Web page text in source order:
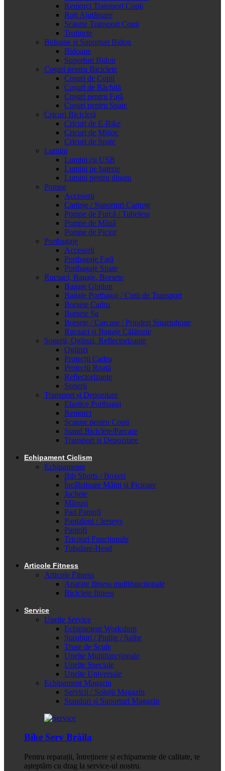
Remorci Transport Copii
Roți Ajutătoare
Scaune Transport Copii
Trotinete
Bidoane și Suporturi Bidon
Bidoane
Suporturi Bidon
Coșuri pentru Biciclete
Cosuri de Copii
Coșuri de Răchită
Coșuri pentru Față
Coșuri pentru Spate
Cricuri Bicicletă
Cricuri de E-Bike
Cricuri de Mijloc
Cricuri de Spate
Lumini
Lumini cu USB
Lumini pe baterie
Lumini pentru dinam
Pompe
Accesorii
Cartușe / Suporturi Cartușe
Pompe de Furcă / Tubeless
Pompe de Mână
Pompe de Picior
Portbagaje
Accesorii
Portbagaje Față
Portbagaje Spate
Rucsaci, Bagaje, Borsete
Bagaje Ghidon
Bagaje Portbagaj / Cutii de Transport
Borsete Cadru
Borsete Șa
Borsete / Carcase / Prinderi Smartphone
Rucsaci și Bagaje Călătorie
Sonerii, Oglinzi, Reflectorizante
Oglinzi
Protecții Cadru
Protecții Roată
Reflectorizante
Sonerii
Transport și Depozitare
Elastice Portbagaj
Remorci
Scaune pentru Copii
Stand Biciclete/Parcare
Transport si Depozitare
Echipament Ciclism
Echipamente
Bib Shorts / Boxeri
Încălzitoare Mâini și Picioare
Jachete
Mănuși
Pad Pantofi
Pantaloni / Jerseys
Pantofi
Tricouri Funcționale
Tubulare-Head
Articole Fitness
Articole Fitness
Aparate fitness multifunctionale
Biciclete fitness
Service
Unelte Service
Echipament Workshop
Șuruburi / Piulițe / Șaibe
Truse de Scule
Unelte Multifuncționale
Unelte Speciale
Unelte Universale
Echipament Magazin
Servicii / Soluții Magazin
Standuri și Suporturi Magazin
Bike Serv Brăila
Pentru reparații, întreținere și echipamente de calitate, te
așteptăm cu drag la service-ul nostru.